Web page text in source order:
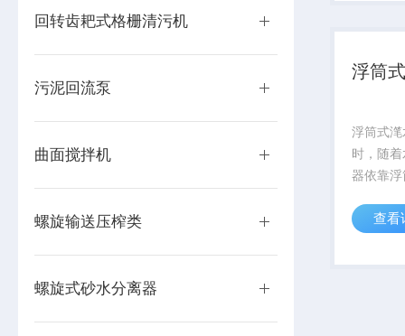
回转齿耙式格栅清污机
污泥回流泵
曲面搅拌机
螺旋输送压榨类
螺旋式砂水分离器
浮筒
浮筒式
时，随
器依靠
当池内
查看